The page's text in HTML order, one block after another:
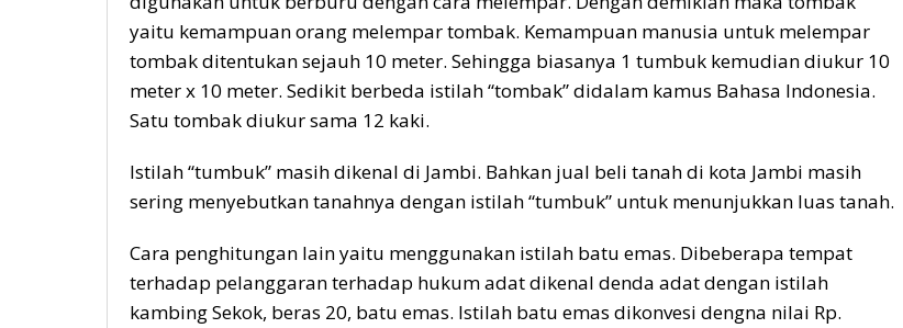
yaitu kemampuan orang melempar tombak. Kemampuan manusia untuk melempar
tombak ditentukan sejauh 10 meter. Sehingga biasanya 1 tumbuk kemudian diukur 10
meter x 10 meter. Sedikit berbeda istilah “tombak” didalam kamus Bahasa Indonesia.
Satu tombak diukur sama 12 kaki.
Istilah “tumbuk” masih dikenal di Jambi. Bahkan jual beli tanah di kota Jambi masih
sering menyebutkan tanahnya dengan istilah “tumbuk” untuk menunjukkan luas tanah.
Cara penghitungan lain yaitu menggunakan istilah batu emas. Dibeberapa tempat
terhadap pelanggaran terhadap hukum adat dikenal denda adat dengan istilah
kambing Sekok, beras 20, batu emas. Istilah batu emas dikonvesi dengna nilai Rp.